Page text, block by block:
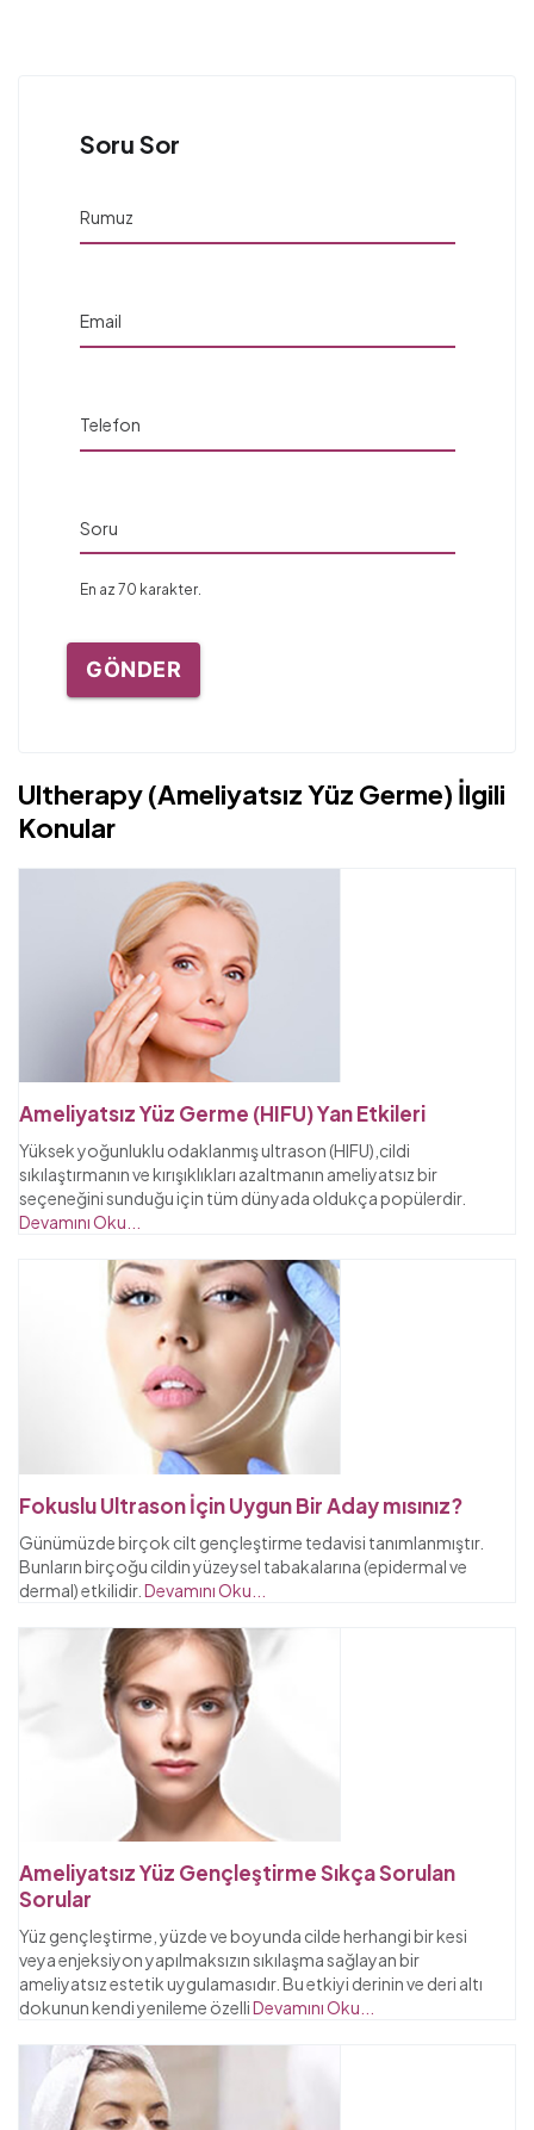
Soru Sor
Rumuz
Email
Telefon
Soru
En az 70 karakter.
GÖNDER
Ultherapy (Ameliyatsız Yüz Germe) İlgili
Konular
Ameliyatsız Yüz Germe (HIFU) Yan Etkileri
Yüksek yoğunluklu odaklanmış ultrason (HIFU),cildi
sıkılaştırmanın ve kırışıklıkları azaltmanın ameliyatsız bir
seçeneğini sunduğu için tüm dünyada oldukça popülerdir.
Devamını Oku...
Fokuslu Ultrason İçin Uygun Bir Aday mısınız?
Günümüzde birçok cilt gençleştirme tedavisi tanımlanmıştır.
Bunların birçoğu cildin yüzeysel tabakalarına (epidermal ve
dermal) etkilidir. Devamını Oku...
Ameliyatsız Yüz Gençleştirme Sıkça Sorulan
Sorular
Yüz gençleştirme, yüzde ve boyunda cilde herhangi bir kesi
veya enjeksiyon yapılmaksızın sıkılaşma sağlayan bir
ameliyatsız estetik uygulamasıdır. Bu etkiyi derinin ve deri altı
dokunun kendi yenileme özelliDevamını Oku...